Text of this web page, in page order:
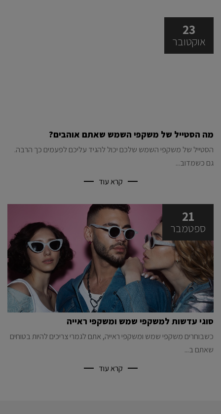
מה הסטייל של משקפי השמש שאתם אוהבים?
הסטייל של משקפי השמש שלכם יכול להגיד עליכם לפעמים כך הרבה.
גם כשמדוב...
23
אוקטובר
קרא עוד
סוגי עדשות למשקפי שמש ומשקפי ראייה
כשבוחרים משקפי שמש ומשקפי ראייה, אתם לגמרי צריכים להיות בטוחים
שאתם ב...
21
ספטמבר
קרא עוד